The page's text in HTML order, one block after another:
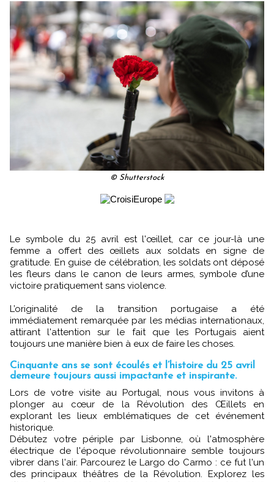
© Shutterstock
Le symbole du 25 avril est l'œillet, car ce jour-là une
femme a offert des œillets aux soldats en signe de
gratitude. En guise de célébration, les soldats ont déposé
les fleurs dans le canon de leurs armes, symbole d’une
victoire pratiquement sans violence.
L’originalité de la transition portugaise a été
immédiatement remarquée par les médias internationaux,
attirant l'attention sur le fait que les Portugais aient
toujours une manière bien à eux de faire les choses.
Cinquante ans se sont écoulés et l’histoire du 25 avril
demeure toujours aussi impactante et inspirante.
Lors de votre visite au Portugal, nous vous invitons à
plonger au cœur de la Révolution des Œillets en
explorant les lieux emblématiques de cet événement
historique.
Débutez votre périple par Lisbonne, où l'atmosphère
électrique de l'époque révolutionnaire semble toujours
vibrer dans l'air. Parcourez le Largo do Carmo : ce fut l'un
des principaux théâtres de la Révolution. Explorez les